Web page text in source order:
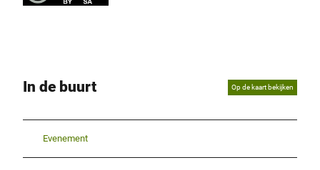
In de buurt Op de kaart bekijken
Evenement